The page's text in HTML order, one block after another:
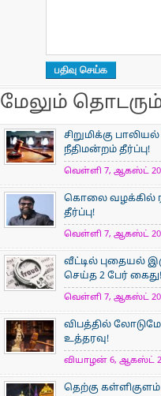
மேலும்
சிறுமிக்கு
நீதிமன்றம் தீர்ப்பு!
வெள்ளி 7, ஆகஸ்ட் 2026
கொலை வழக்கில்
தீர்ப்பு!
வெள்ளி 7, ஆகஸ்ட் 2026
வீட்டில் புதையல்
செய்த 2 பேர் கைது!
வெள்ளி 7, ஆகஸ்ட் 2026
விபத்தில்
உத்தரவு!
வியாழன் 6, ஆகஸ்ட்
தெற்கு கள்ளிகுளம்